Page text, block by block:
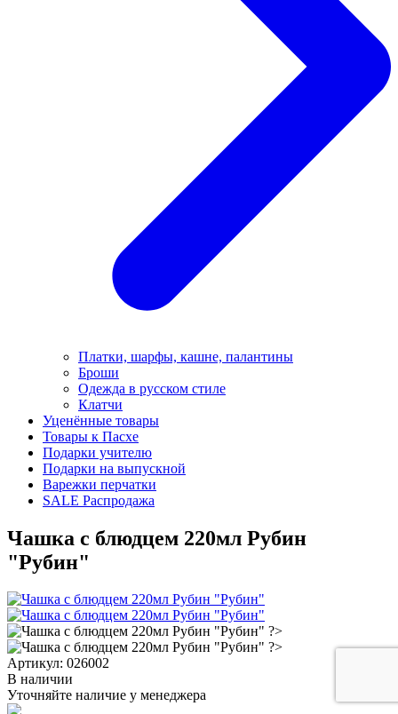
Платки, шарфы, кашне, палантины
Броши
Одежда в русском стиле
Клатчи
Уценённые товары
Товары к Пасхе
Подарки учителю
Подарки на выпускной
Варежки перчатки
SALE Распродажа
Чашка с блюдцем 220мл Рубин
"Рубин"
Артикул: 026002
В наличии
Уточняйте наличие у менеджера